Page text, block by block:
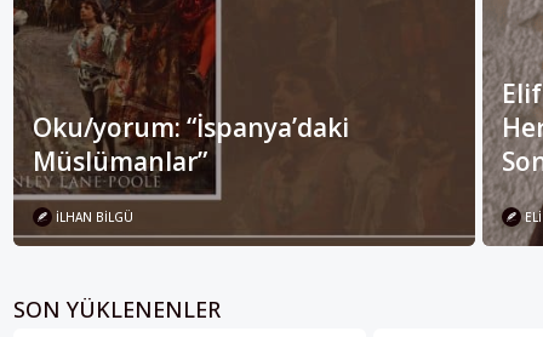
Oku/yorum: “İspanya’daki
Müslümanlar”
İLHAN BILGÜ
SON YÜKLENENLER